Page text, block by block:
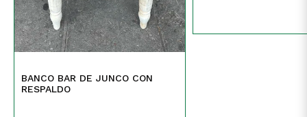
BANCO BAR DE JUNCO CON
RESPALDO